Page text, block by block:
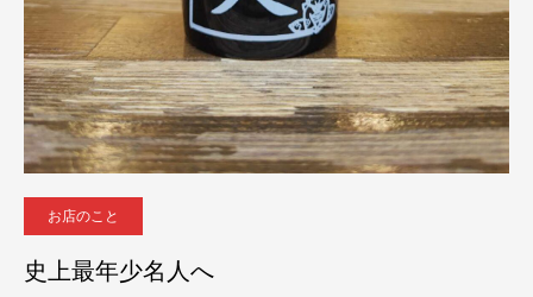
お店のこと
史上最年少名人へ